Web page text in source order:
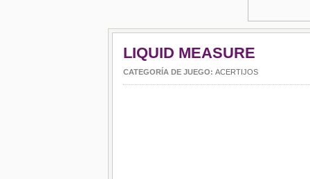
LIQUID MEASURE
CATEGORÍA DE JUEGO: ACERTIJOS